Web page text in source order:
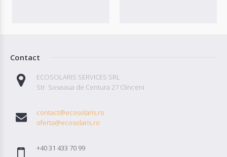
Contact
ECOSOLARIS SERVICES SRL
Str. Soseaua de Centura 27 Clinceni
contact@ecosolaris.ro
oferta@ecosolaris.ro
+40 31 433 70 99